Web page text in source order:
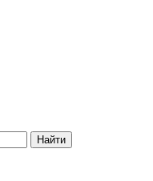
Найти